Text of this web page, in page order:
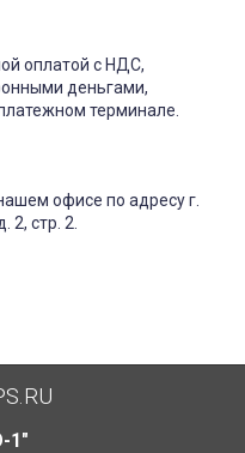
оплатой с НДС,
деньгами,
терминале.
офисе по адресу г.
2, стр. 2.
1"